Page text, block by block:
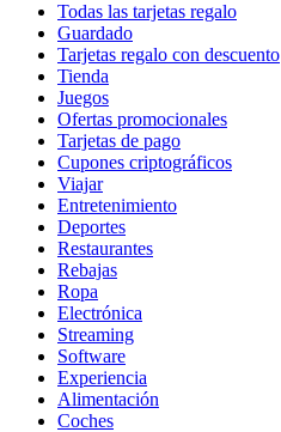
Todas las tarjetas regalo
Guardado
Tarjetas regalo con descuento
Tienda
Juegos
Ofertas promocionales
Tarjetas de pago
Cupones criptográficos
Viajar
Entretenimiento
Deportes
Restaurantes
Rebajas
Ropa
Electrónica
Streaming
Software
Experiencia
Alimentación
Coches